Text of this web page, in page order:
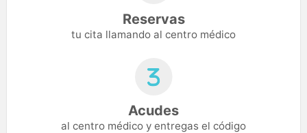
Reservas
tu cita llamando al centro médico
Acudes
al centro médico y entregas el código